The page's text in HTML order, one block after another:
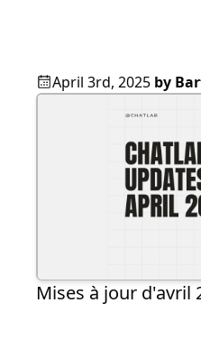
April 3rd, 2025 by
Mises à jour d'avril